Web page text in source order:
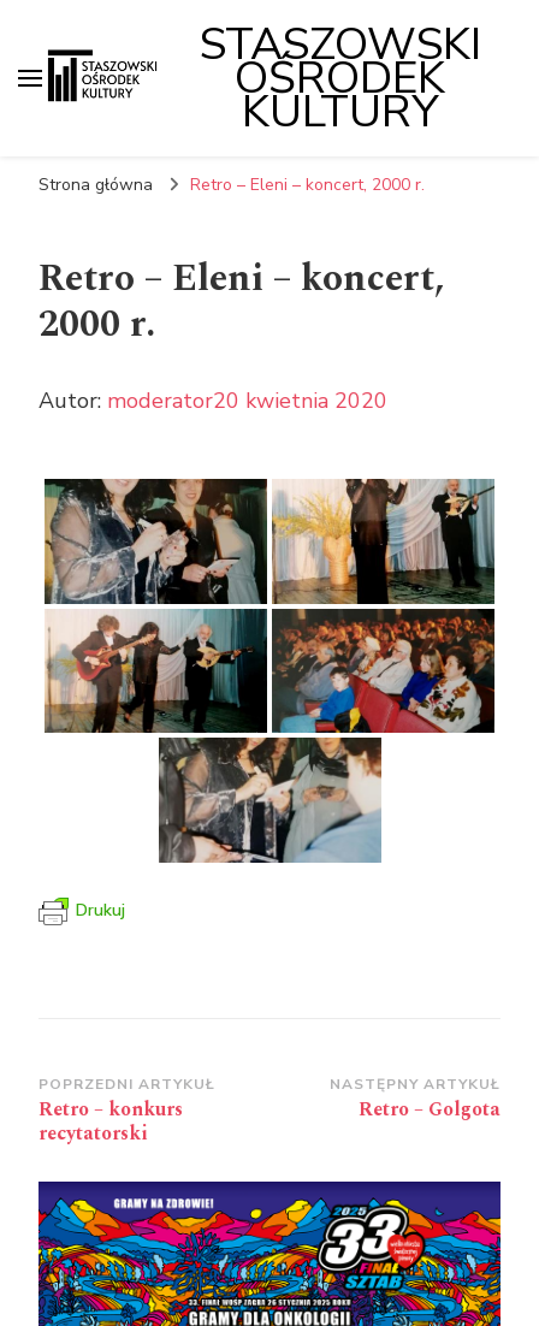
STASZOWSKI
OŚRODEK
KULTURY
Strona główna Retro – Eleni – koncert, 2000 r.
Retro – Eleni – koncert,
2000 r.
Autor: moderator20 kwietnia 2020
Drukuj
Zobacz
wpisy
POPRZEDNI ARTYKUŁ
Retro – konkurs
recytatorski
NASTĘPNY ARTYKUŁ
Retro – Golgota